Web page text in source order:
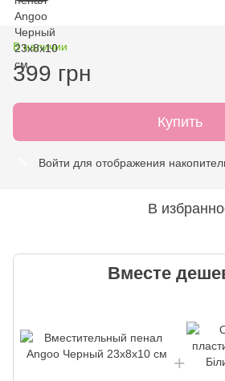
В наличии
399 грн
Купить
Войти для отображения
В
Вместе